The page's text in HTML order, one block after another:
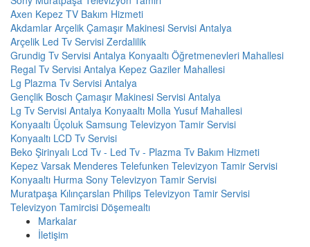
Axen Kepez TV Bakım Hizmeti
Akdamlar Arçelik Çamaşır Makinesi Servisi Antalya
Arçelik Led Tv Servisi Zerdalilik
Grundig Tv Servisi Antalya Konyaaltı Öğretmenevleri Mahallesi
Regal Tv Servisi Antalya Kepez Gaziler Mahallesi
Lg Plazma Tv Servisi Antalya
Gençlik Bosch Çamaşır Makinesi Servisi Antalya
Lg Tv Servisi Antalya Konyaaltı Molla Yusuf Mahallesi
Konyaaltı Üçoluk Samsung Televizyon Tamir Servisi
Konyaaltı LCD Tv Servisi
Beko Şirinyalı Lcd Tv - Led Tv - Plazma Tv Bakım Hizmeti
Kepez Varsak Menderes Telefunken Televizyon Tamir Servisi
Konyaaltı Hurma Sony Televizyon Tamir Servisi
Muratpaşa Kılınçarslan Philips Televizyon Tamir Servisi
Televizyon Tamircisi Döşemealtı
Markalar
İletişim